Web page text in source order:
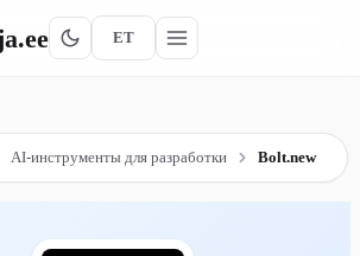
.ee ET
AI-инструменты для разработки Bolt.new